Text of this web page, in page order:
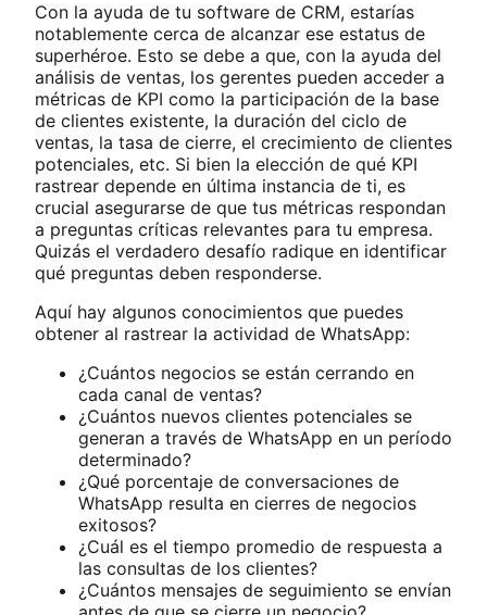
Con la ayuda de tu software de CRM, estarías
notablemente cerca de alcanzar ese estatus de
superhéroe. Esto se debe a que, con la ayuda del
análisis de ventas, los gerentes pueden acceder a
métricas de KPI como la participación de la base
de clientes existente, la duración del ciclo de
ventas, la tasa de cierre, el crecimiento de clientes
potenciales, etc. Si bien la elección de qué KPI
rastrear depende en última instancia de ti, es
crucial asegurarse de que tus métricas respondan
a preguntas críticas relevantes para tu empresa.
Quizás el verdadero desafío radique en identificar
qué preguntas deben responderse.
Aquí hay algunos conocimientos que puedes
obtener al rastrear la actividad de WhatsApp:
¿Cuántos negocios se están cerrando en
cada canal de ventas?
¿Cuántos nuevos clientes potenciales se
generan a través de WhatsApp en un período
determinado?
¿Qué porcentaje de conversaciones de
WhatsApp resulta en cierres de negocios
exitosos?
¿Cuál es el tiempo promedio de respuesta a
las consultas de los clientes?
¿Cuántos mensajes de seguimiento se envían